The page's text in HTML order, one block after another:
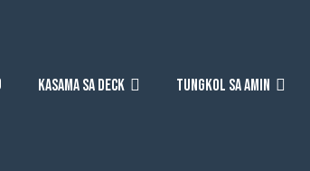
KASAMA SA DECK TUNGKOL SA AMIN